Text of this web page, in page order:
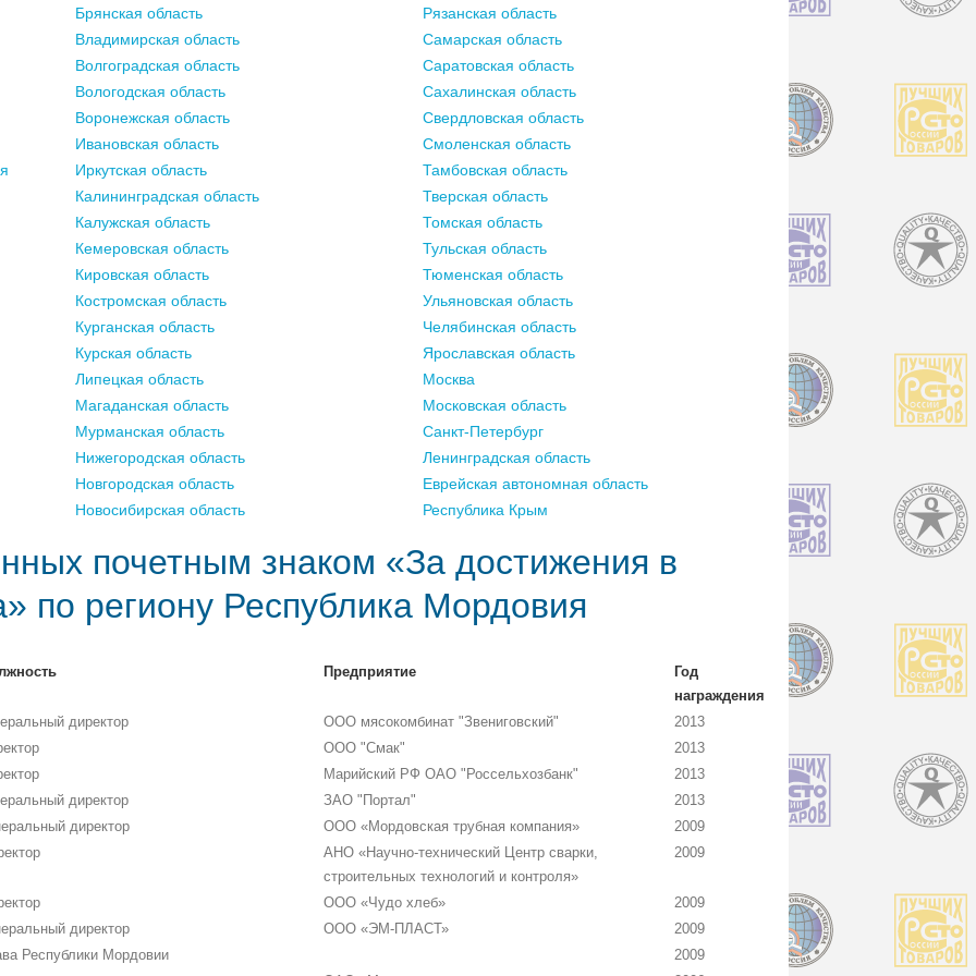
Брянская область
Рязанская область
Владимирская область
Самарская область
Волгоградская область
Саратовская область
Вологодская область
Сахалинская область
Воронежская область
Свердловская область
Ивановская область
Смоленская область
Иркутская область
Тамбовская область
Калининградская область
Тверская область
Калужская область
Томская область
Кемеровская область
Тульская область
Кировская область
Тюменская область
Костромская область
Ульяновская область
Курганская область
Челябинская область
Курская область
Ярославская область
Липецкая область
Москва
Магаданская область
Московская область
Мурманская область
Санкт-Петербург
Нижегородская область
Ленинградская область
Новгородская область
Еврейская автономная область
Новосибирская область
Республика Крым
почетным знаком «За достижения в
по региону Республика Мордовия
Предприятие
Год
награждения
директор
ООО мясокомбинат "Звениговский"
2013
ООО "Смак"
2013
Марийский РФ ОАО "Россельхозбанк"
2013
директор
ЗАО "Портал"
2013
директор
ООО «Мордовская трубная компания»
2009
АНО «Научно-технический Центр сварки,
строительных технологий и контроля»
2009
ООО «Чудо хлеб»
2009
директор
ООО «ЭМ-ПЛАСТ»
2009
Республики Мордовии
2009